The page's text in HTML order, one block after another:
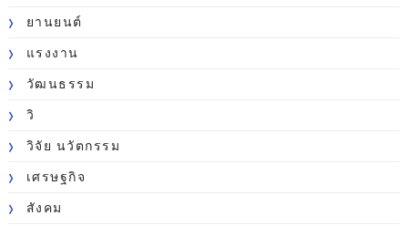
ยานยนต์
แรงงาน
วัฒนธรรม
วิ
วิจัย นวัตกรรม
เศรษฐกิจ
สังคม